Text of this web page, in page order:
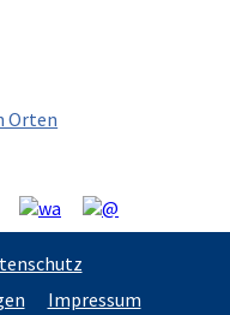
Orten
Impressum